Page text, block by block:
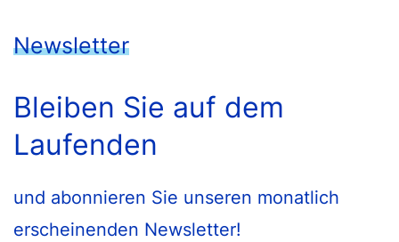
Newsletter
Bleiben Sie auf dem
Laufenden
und abonnieren Sie unseren monatlich
erscheinenden Newsletter!